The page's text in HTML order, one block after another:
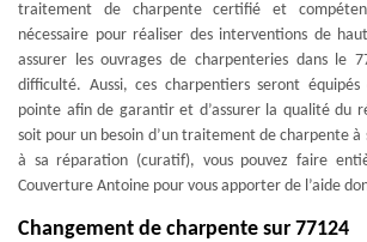
traitement de charpente certifié et
nécessaire pour réaliser des interventions de
assurer les ouvrages de charpenteries dans le
difficulté. Aussi, ces charpentiers seront équipés
pointe afin de garantir et d’assurer la qualité du
soit pour un besoin d’un traitement de charpente à
à sa réparation (curatif), vous pouvez faire
Couverture Antoine pour vous apporter de l’aide
Changement de charpente sur 77124